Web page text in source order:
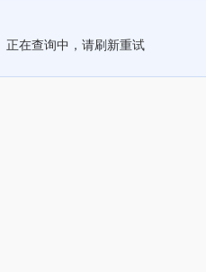
正在查询中，请刷新重试